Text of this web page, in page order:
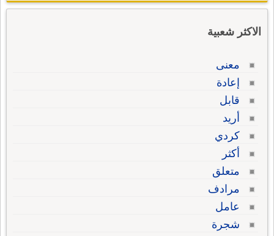
الاكثر شعبية
معنى
إعادة
قابل
أريد
كردي
أكثر
متعلق
مرادف
عامل
شجرة